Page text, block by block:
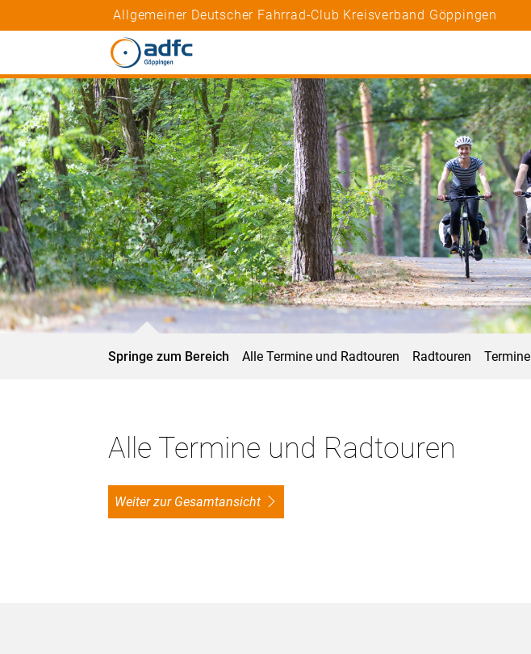
Allgemeiner Deutscher Fahrrad-Club Kreisverband Göppingen
Springe zum Bereich Alle Termine und Radtouren Radtouren Termine
Alle Termine und Radtouren
Weiter zur Gesamtansicht